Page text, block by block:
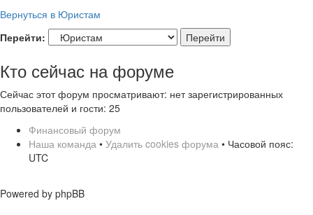
Вернуться в Юристам
Перейти:
Кто сейчас на форуме
Сейчас этот форум просматривают: нет зарегистрированных
пользователей и гости: 25
Финансовый форум
Наша команда • Удалить cookies форума • Часовой пояс:
UTC
Powered by phpBB